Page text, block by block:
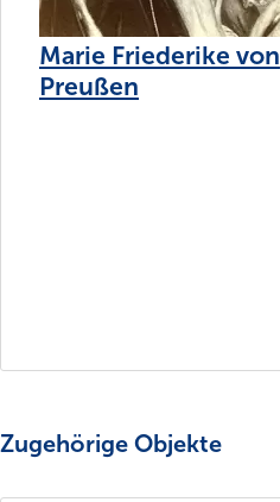
Marie Friederike von
Preußen
Zugehörige Objekte